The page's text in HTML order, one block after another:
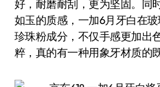
好，耐磨耐刮，更为坚固。同
如玉的质感，一加6月牙白在
珍珠粉成分，不仅手感更加出
粹，真的有一种用象牙材质的既